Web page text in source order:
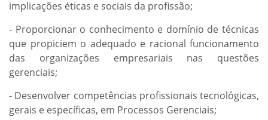
implicações éticas e sociais da profissão;
- Proporcionar o conhecimento e domínio de técnicas
que propiciem o adequado e racional funcionamento
das organizações empresariais nas questões
gerenciais;
- Desenvolver competências profissionais tecnológicas,
gerais e específicas, em Processos Gerenciais;